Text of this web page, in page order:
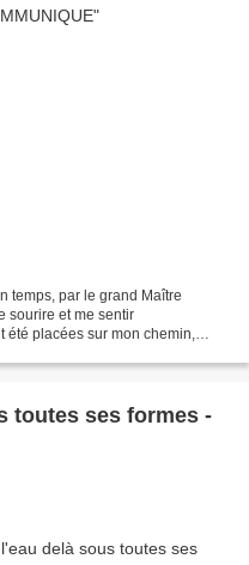
temps, par le grand Maître
sourire et me sentir
été placées sur mon chemin,
toutes ses formes -